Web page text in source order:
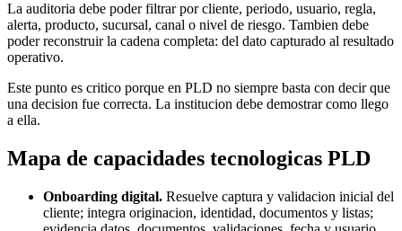
La auditoria debe poder filtrar por cliente, periodo, usuario, regla,
alerta, producto, sucursal, canal o nivel de riesgo. Tambien debe
poder reconstruir la cadena completa: del dato capturado al resultado
operativo.
Este punto es critico porque en PLD no siempre basta con decir que
una decision fue correcta. La institucion debe demostrar como llego
a ella.
Mapa de capacidades tecnologicas PLD
Onboarding digital. Resuelve captura y validacion inicial del
cliente; integra originacion, identidad, documentos y listas;